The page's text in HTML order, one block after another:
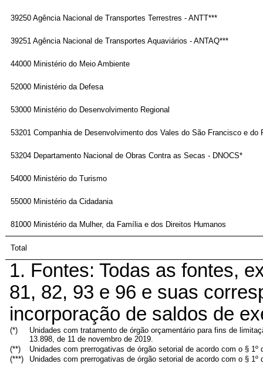
39250 Agência Nacional de Transportes Terrestres - ANTT***
39251 Agência Nacional de Transportes Aquaviários - ANTAQ***
44000 Ministério do Meio Ambiente
52000 Ministério da Defesa
53000 Ministério do Desenvolvimento Regional
53201 Companhia de Desenvolvimento dos Vales do São Francisco e do
53204 Departamento Nacional de Obras Contra as Secas - DNOCS*
54000 Ministério do Turismo
55000 Ministério da Cidadania
81000 Ministério da Mulher, da Família e dos Direitos Humanos
Total
1. Fontes: Todas as fontes,
81, 82, 93 e 96 e suas
incorporação de saldos de
(*)
Unidades com tratamento de órgão orçamentário para fins de
13.898, de 11 de novembro de 2019.
(**)
Unidades com prerrogativas de órgão setorial de acordo com o §
(***)
Unidades com prerrogativas de órgão setorial de acordo com o § 1º